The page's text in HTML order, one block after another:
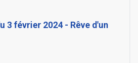
3 février 2024 - Rêve d'un